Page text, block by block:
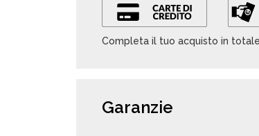
Completa il tuo acquisto in
Garanzie